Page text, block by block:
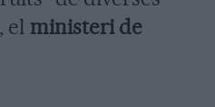
, el ministeri de